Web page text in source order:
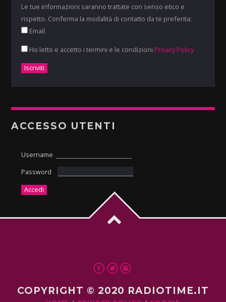
Le tue informazioni saranno trattate con senso etico e
rispetto. Conferma la modalità di contatto da te preferita:
Email
Ho letto e accetto i termini e le condizioni Privacy Policy
ACCESSO UTENTI
Username
Password
COPYRIGHT © 2020 RADIOTIME.IT